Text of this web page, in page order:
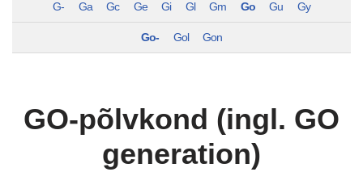
G- Ga Gc Ge Gi Gl Gm Go Gu Gy
Go- Gol Gon
GO-põlvkond (ingl. GO
generation)